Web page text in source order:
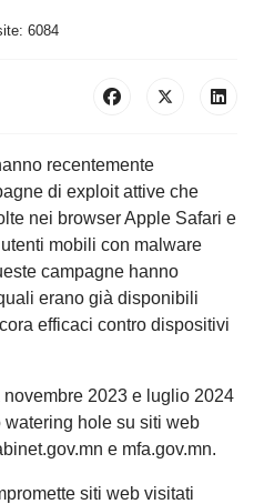
6084
recentemente
di exploit attive che
nei browser Apple Safari e
mobili con malware
campagne hanno
erano già disponibili
efficaci contro dispositivi
novembre 2023 e luglio 2024
hole su siti web
e mfa.gov.mn.
siti web visitati